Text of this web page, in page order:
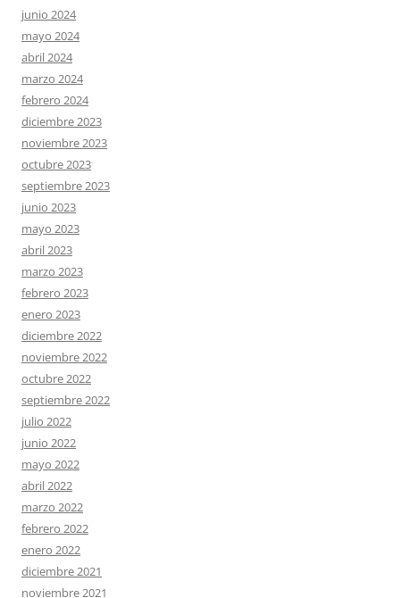
junio 2024
mayo 2024
abril 2024
marzo 2024
febrero 2024
diciembre 2023
noviembre 2023
octubre 2023
septiembre 2023
junio 2023
mayo 2023
abril 2023
marzo 2023
febrero 2023
enero 2023
diciembre 2022
noviembre 2022
octubre 2022
septiembre 2022
julio 2022
junio 2022
mayo 2022
abril 2022
marzo 2022
febrero 2022
enero 2022
diciembre 2021
noviembre 2021